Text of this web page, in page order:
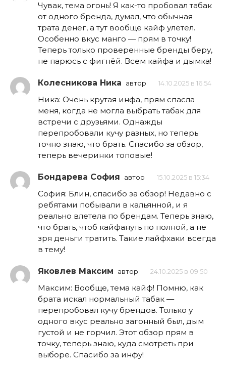
Чувак, тема огонь! Я как-то пробовал табак
от одного бренда, думал, что обычная
трата денег, а тут вообще кайф улетел.
Особенно вкус манго — прям в точку!
Теперь только проверенные бренды беру,
не парюсь с фигнёй. Всем кайфа и дымка!
Колесникова Ника автор 14.10.2025 в 16:54
Ника: Очень крутая инфа, прям спасла
меня, когда не могла выбрать табак для
встречи с друзьями. Однажды
перепробовали кучу разных, но теперь
точно знаю, что брать. Спасибо за обзор,
теперь вечеринки топовые!
Бондарева София автор 15.10.2025 в 15:34
София: Блин, спасибо за обзор! Недавно с
ребятами побывали в кальянной, и я
реально влетела по брендам. Теперь знаю,
что брать, чтоб кайфануть по полной, а не
зря деньги тратить. Такие лайфхаки всегда
в тему!
Яковлев Максим автор 24.10.2025 в 09:50
Максим: Вообще, тема кайф! Помню, как
брата искал нормальный табак —
перепробовал кучу брендов. Только у
одного вкус реально загонный был, дым
густой и не горчил. Этот обзор прям в
точку, теперь знаю, куда смотреть при
выборе. Спасибо за инфу!